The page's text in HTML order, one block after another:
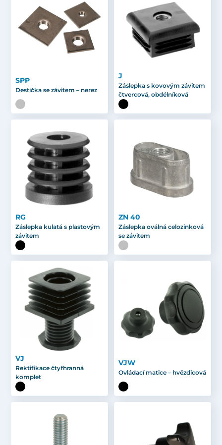
SPP
Destička se závitem – nerez
J
Záslepka s kovovým závitem
čtvercová, obdélníková
RG
Záslepka kulatá s plastovým
závitem
ZN 40
Záslepka oválná celozinková
se závitem
VJ
Rektifikace čtyřhranná
komplet
VJW
Ovládací matice – hvězdicová